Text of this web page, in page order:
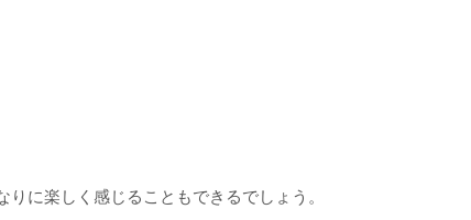
に楽しく感じることもできるでしょう。